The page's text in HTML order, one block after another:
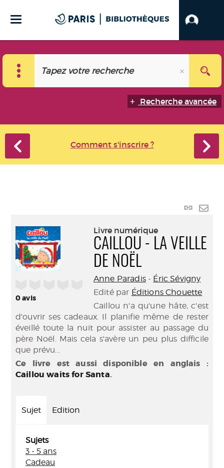
Recherche avancée
Comment s'inscrire ?
Lien
mail
0avis
Livre numérique
CAILLOU - LA VEILLE
DE NOËL
Anne Paradis- Éric Sévigny
Edité par Éditions Chouette
Caillou n'a qu'une hâte, c'est
d'ouvrir ses cadeaux. Il planifie même de rester
éveillé toute la nuit pour assister au passage du
père Noël. Mais cela s'avère un peu plus difficile
que prévu...
Ce livre est aussi disponible en anglais :
Caillou waits for Santa.
Sujet Edition
Sujets
3 - 5 ans
Cadeau